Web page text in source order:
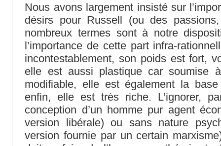
Nous avons largement insisté sur
désirs pour Russell (ou des
nombreux termes sont à notre
l’importance de cette part infra-
incontestablement, son poids est fort,
elle est aussi plastique car soumise
modifiable, elle est également la
enfin, elle est très riche. L’ignorer,
conception d’un homme pur agent
version libérale) ou sans nature
version fournie par un certain